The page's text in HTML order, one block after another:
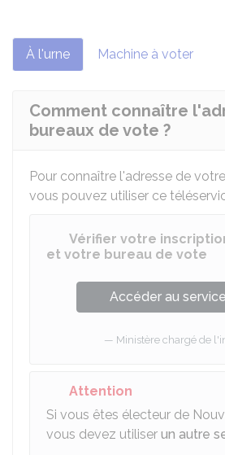
À l'urne Machine à voter
Comment connaître
bureaux de vote ?
Pour connaître l'adresse de
vous pouvez utiliser ce
Vérifier votre
et votre bureau de vote
Accéder au
Ministère chargé de
Attention
Si vous êtes électeur de
vous devez utiliser un autre